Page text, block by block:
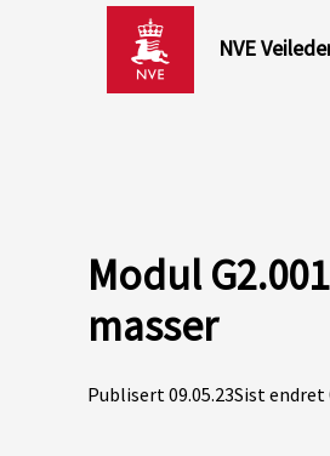
NVE
Modul
masser
Publisert 09.05.23Sist endret